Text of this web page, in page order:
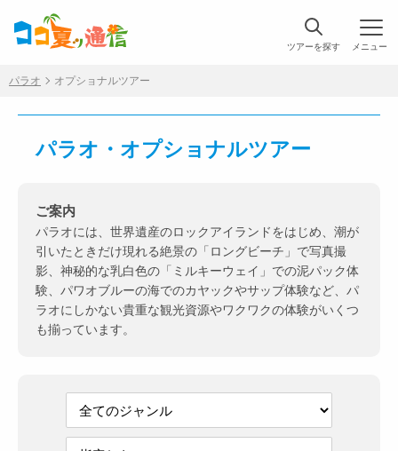
ツアーを探す
パラオ オプショナルツアー
パラオ・オプショナルツアー
ご案内
パラオには、世界遺産のロックアイランドをはじめ、潮が
引いたときだけ現れる絶景の「ロングビーチ」で写真撮
影、神秘的な乳白色の「ミルキーウェイ」での泥パック体
験、パワオブルーの海でのカヤックやサップ体験など、パ
ラオにしかない貴重な観光資源やワクワクの体験がいくつ
も揃っています。
メニュー